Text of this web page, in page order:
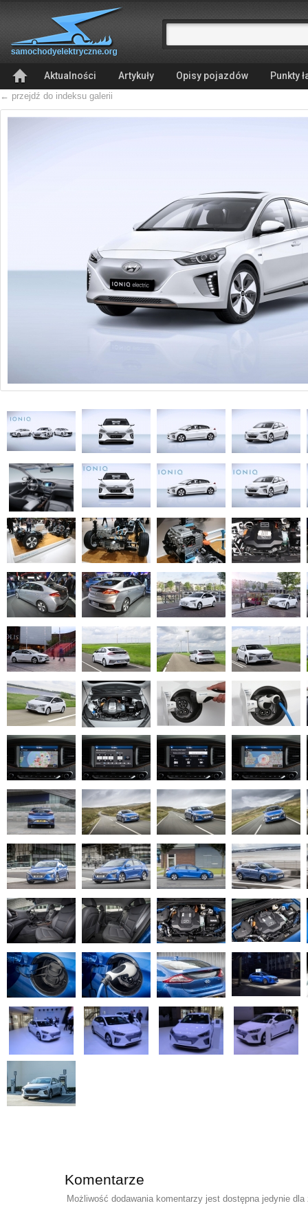
Aktualności Artykuły Opisy pojazdów Punkty
← przejdź do indeksu galerii
Komentarze
Możliwość dodawania komentarzy jest dostępna jedynie